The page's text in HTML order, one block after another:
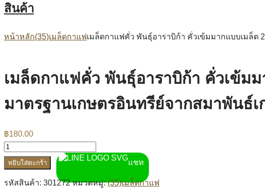
สินค้า
หน้าหลัก(35)เมล็ดกาแฟเมล็ดกาแฟคั่ว พันธุ์อาราบิก้า คั่วเข้มมากแบบเมล็ด
เมล็ดกาแฟคั่ว พันธุ์อาราบิก้า คั่วเข้ม
มาตรฐานเกษตรอินทรีย์จากสมาพันธ์เ
฿180.00
หยิบใส่ตะกร้า แชท
รหัสสินค้า: 301272 หมวดหมู่:(35)เมล็ดกาแฟ